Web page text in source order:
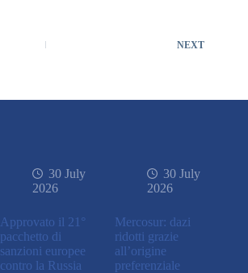
NEXT
30 July
2026
Approvato il 21°
pacchetto di
sanzioni europee
contro la Russia
30 July
2026
Mercosur: dazi
ridotti grazie
all’origine
preferenziale